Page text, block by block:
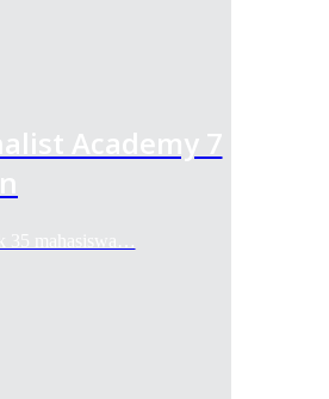
Academy 7
35 mahasiswa…